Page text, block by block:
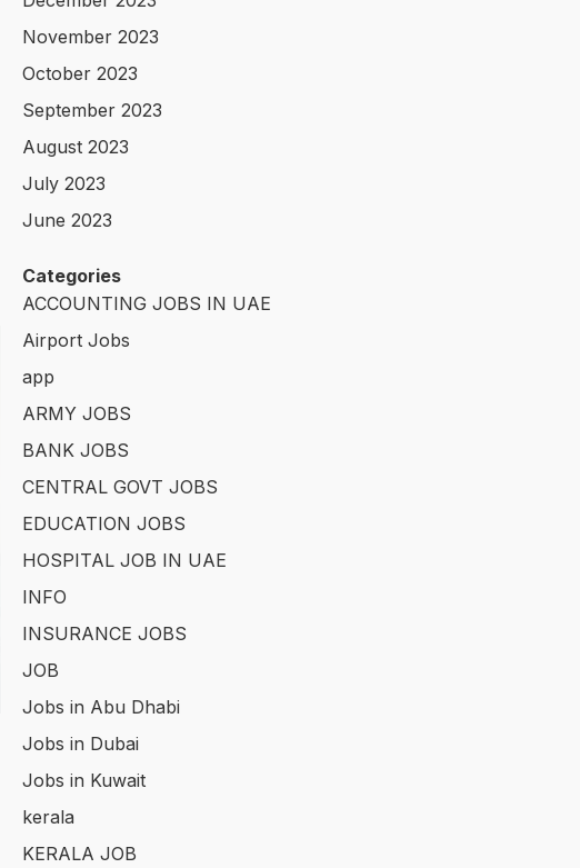
November 2023
October 2023
September 2023
August 2023
July 2023
June 2023
Categories
ACCOUNTING JOBS IN UAE
Airport Jobs
app
ARMY JOBS
BANK JOBS
CENTRAL GOVT JOBS
EDUCATION JOBS
HOSPITAL JOB IN UAE
INFO
INSURANCE JOBS
JOB
Jobs in Abu Dhabi
Jobs in Dubai
Jobs in Kuwait
kerala
KERALA JOB